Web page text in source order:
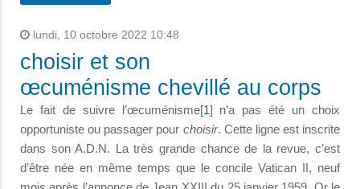
lundi, 10 octobre 2022 10:48
choisir et son
œcuménisme chevillé au corps
Le fait de suivre l’œcuménisme[1] n’a pas été un choix
opportuniste ou passager pour choisir. Cette ligne est inscrite
dans son A.D.N. La très grande chance de la revue, c’est
d’être née en même temps que le concile Vatican II, neuf